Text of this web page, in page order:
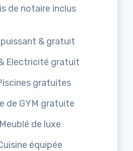
de notaire inclus
puissant & gratuit
Electricité gratuit
gratuites
de GYM gratuite
Meublé de luxe
équipée